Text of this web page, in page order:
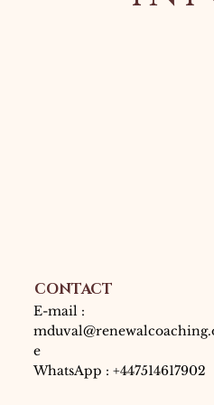
CONTACT
E-mail :
e
WhatsApp : +447514617902